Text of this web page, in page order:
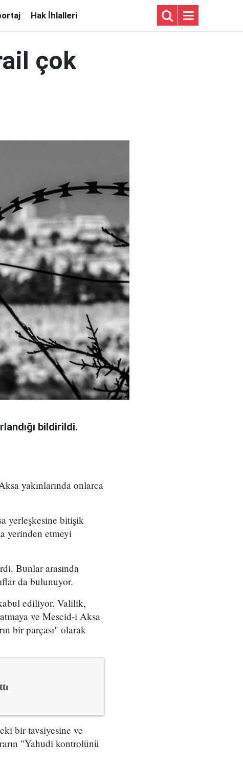
Hak İhlalleri
çok
bildirildi.
yakınlarında onlarca
yerleşkesine bitişik
yerinden etmeyi
Bunlar arasında
da bulunuyor.
ediliyor. Valilik,
ve Mescid-i Aksa
bir parçası" olarak
bir tavsiyesine ve
"Yahudi kontrolünü